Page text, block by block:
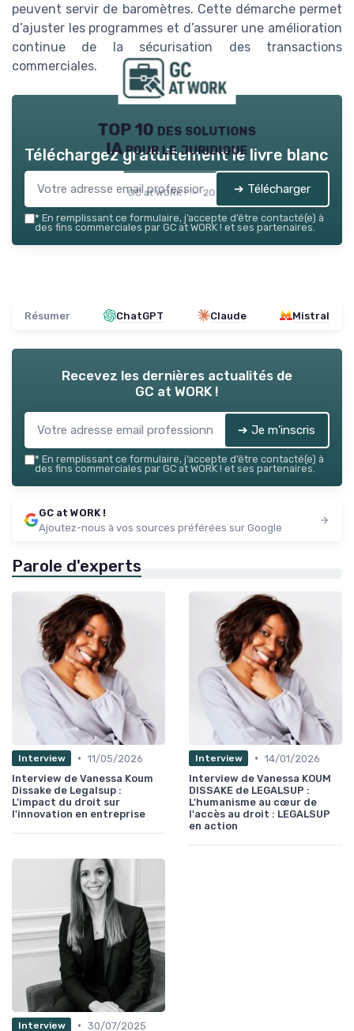
peuvent servir de baromètres. Cette démarche permet
d’ajuster les programmes et d’assurer une amélioration
continue de la sécurisation des transactions
commerciales.
TOP 10 des solutions
IA pour le juridique
GC at WORK ! — 2026
Téléchargez gratuitement le livre blanc
➔ Télécharger
* En remplissant ce formulaire, j’accepte d’être contacté(e) à
des fins commerciales par GC at WORK ! et ses partenaires.
Résumer ChatGPT Claude Mistral
Recevez les dernières actualités de
GC at WORK !
➔ Je m'inscris
* En remplissant ce formulaire, j’accepte d’être contacté(e) à
des fins commerciales par GC at WORK ! et ses partenaires.
GC at WORK !
Ajoutez-nous à vos sources préférées sur Google
Parole d'experts
Interview • 11/05/2026
Interview de Vanessa Koum
Dissake de Legalsup :
L'impact du droit sur
l'innovation en entreprise
Interview • 14/01/2026
Interview de Vanessa KOUM
DISSAKE de LEGALSUP :
L'humanisme au cœur de
l'accès au droit : LEGALSUP
en action
Interview • 30/07/2025